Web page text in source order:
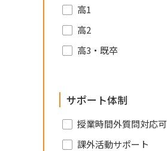
高1
高2
高3・既卒
サポート体制
授業時間外質問対応可
課外活動サポート